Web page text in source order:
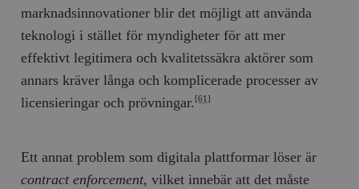
marknadsinnovationer blir det möjligt att använda
teknologi i stället för myndigheter för att mer
effektivt legitimera och kvalitetssäkra aktörer som
annars kräver långa och komplicerade processer av
licensieringar och prövningar. [61]
Ett annat problem som digitala plattformar löser är
contract enforcement, vilket innebär att det måste